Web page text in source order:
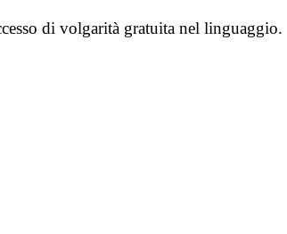
di volgarità gratuita nel linguaggio.